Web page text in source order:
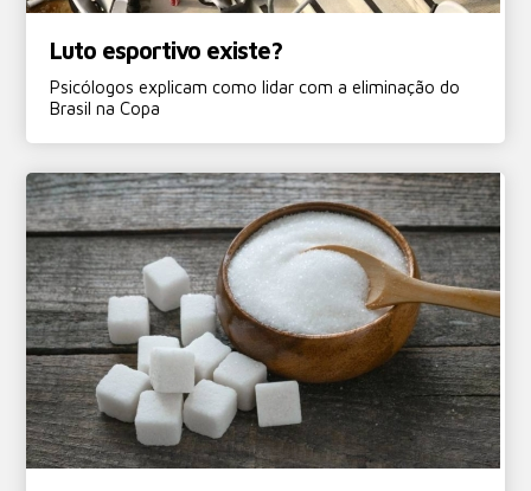
Luto esportivo existe?
Psicólogos explicam como lidar com a eliminação do
Brasil na Copa